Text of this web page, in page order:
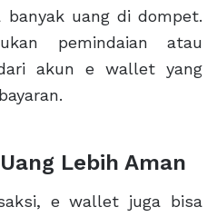
uang di dompet.
pemindaian atau
akun e wallet yang
Lebih Aman
e wallet juga bisa